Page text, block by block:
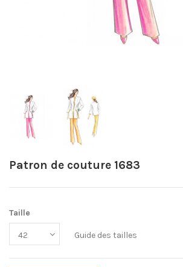
Patron de couture 1683
Taille
Guide des tailles